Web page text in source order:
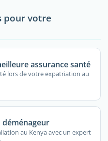
pour votre
assurance santé
lors de votre expatriation au
au Kenya avec un expert